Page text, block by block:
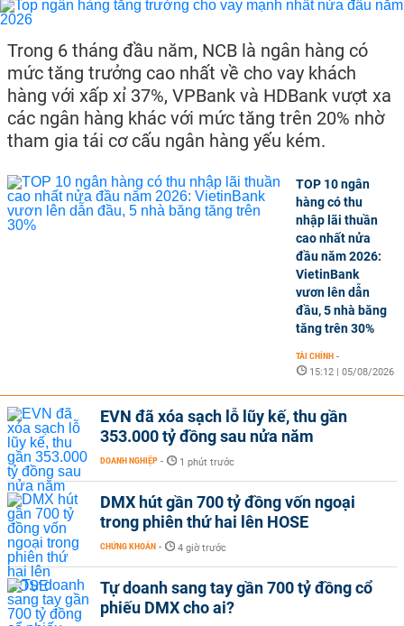
Trong 6 tháng đầu năm, NCB là ngân hàng có
mức tăng trưởng cao nhất về cho vay khách
hàng với xấp xỉ 37%, VPBank và HDBank vượt xa
các ngân hàng khác với mức tăng trên 20% nhờ
tham gia tái cơ cấu ngân hàng yếu kém.
TOP 10 ngân
hàng có thu
nhập lãi thuần
cao nhất nửa
đầu năm 2026:
VietinBank
vươn lên dẫn
đầu, 5 nhà băng
tăng trên 30%
TÀI CHÍNH -
15:12 | 05/08/2026
EVN đã xóa sạch lỗ lũy kế, thu gần
353.000 tỷ đồng sau nửa năm
DOANH NGHIỆP - 1 phút trước
DMX hút gần 700 tỷ đồng vốn ngoại
trong phiên thứ hai lên HOSE
CHỨNG KHOÁN - 4 giờ trước
Tự doanh sang tay gần 700 tỷ đồng cổ
phiếu DMX cho ai?